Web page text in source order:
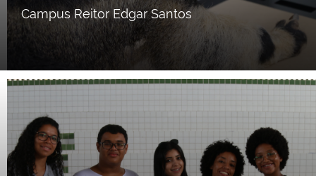
Campus Reitor Edgar Santos